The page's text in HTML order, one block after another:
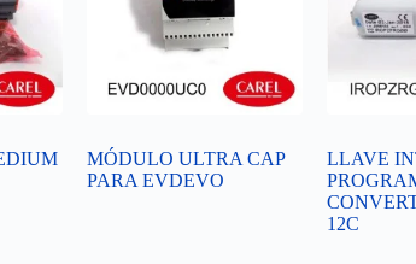
MÓDULO ULTRA CAP
PARA EVDEVO
LLAVE
12C